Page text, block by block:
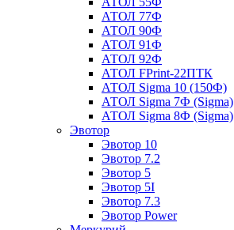
АТОЛ 77Ф
АТОЛ 90Ф
АТОЛ 91Ф
АТОЛ 92Ф
АТОЛ FPrint-22ПТК
АТОЛ Sigma 10 (150Ф)
АТОЛ Sigma 7Ф (Sigma)
АТОЛ Sigma 8Ф (Sigma)
Эвотор
Эвотор 10
Эвотор 7.2
Эвотор 5
Эвотор 5I
Эвотор 7.3
Эвотор Power